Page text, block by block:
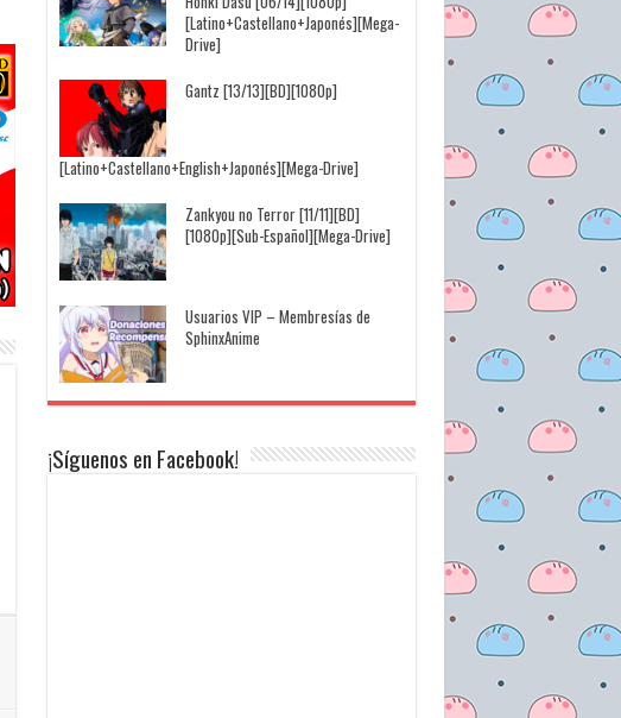
[Latino+Castellano+Japonés][Mega-
Drive]
Gantz [13/13][BD][1080p]
[Latino+Castellano+English+Japonés][Mega-Drive]
Zankyou no Terror [11/11][BD]
[1080p][Sub-Español][Mega-Drive]
Usuarios VIP – Membresías de
SphinxAnime
¡Síguenos en Facebook!